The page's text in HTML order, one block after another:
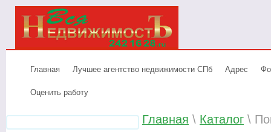
Главная Лучшее агентство недвижимости СПб Адрес
Оценить работу
Главная \ Каталог \